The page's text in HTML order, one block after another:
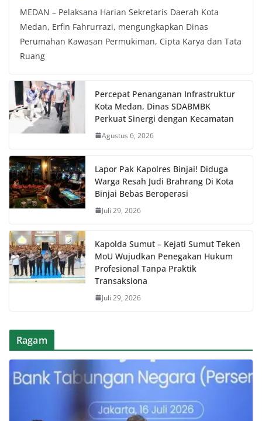
MEDAN – Pelaksana Harian Sekretaris Daerah Kota
Medan, Erfin Fahrurrazi, mengungkapkan Dinas
Perumahan Kawasan Permukiman, Cipta Karya dan Tata
Ruang
Percepat Penanganan Infrastruktur
Kota Medan, Dinas SDABMBK
Perkuat Sinergi dengan Kecamatan
Agustus 6, 2026
Lapor Pak Kapolres Binjai! Diduga
Warga Resah Judi Brahrang Di Kota
Binjai Bebas Beroperasi
Juli 29, 2026
Kapolda Sumut – Kejati Sumut Teken
MoU Wujudkan Penegakan Hukum
Profesional Tanpa Praktik
Transaksiona
Juli 29, 2026
Ragam